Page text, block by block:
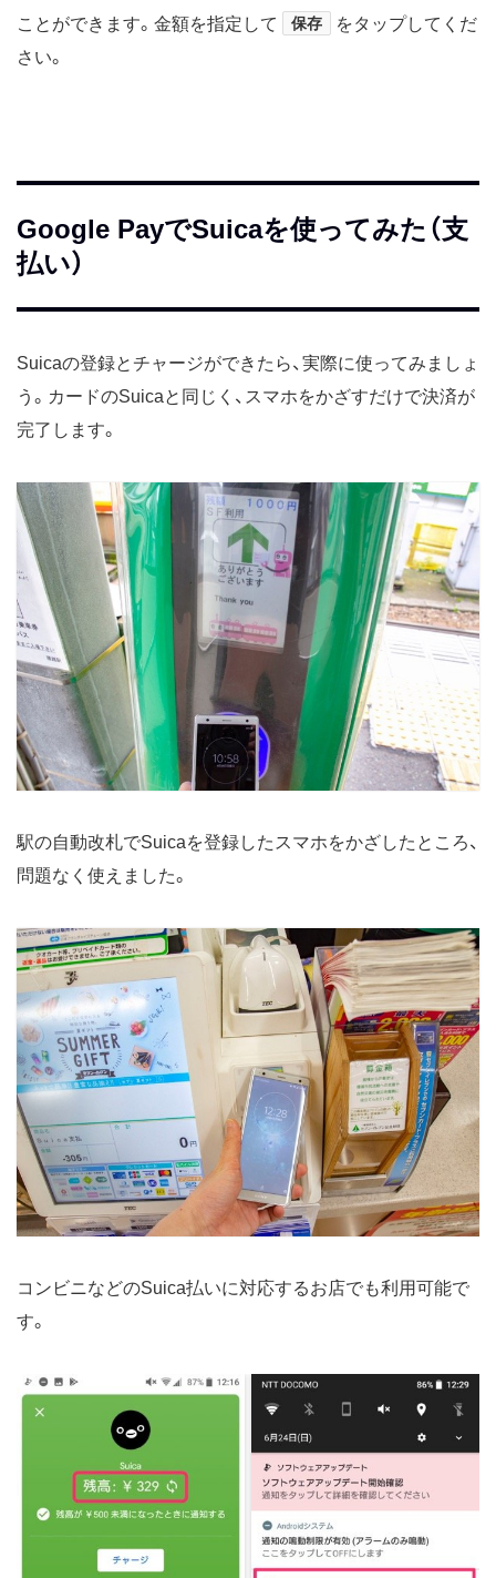
ことができます。金額を指定して 保存
をタップしてくだ
さい。
Google PayでSuicaを使ってみた（支
払い）
Suicaの登録とチャージができたら、実際に使ってみましょ
う。カードのSuicaと同じく、スマホをかざすだけで決済が
完了します。
駅の自動改札でSuicaを登録したスマホをかざしたところ、
問題なく使えました。
コンビニなどのSuica払いに対応するお店でも利用可能で
す。